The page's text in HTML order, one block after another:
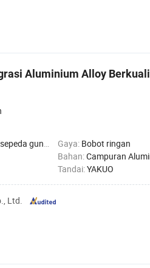
Aluminium Alloy
gunung Gaya: Bobot ringan
Bahan:Campuran
Tandai:YAKUO
Ltd.